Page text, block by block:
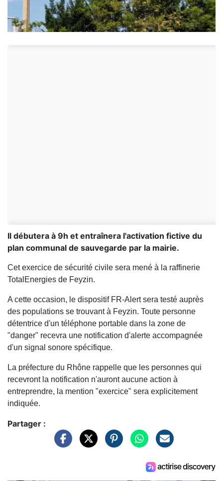
Il débutera à 9h et entraînera l'activation fictive du
plan communal de sauvegarde par la mairie.
Cet exercice de sécurité civile sera mené à la raffinerie
TotalEnergies de Feyzin.
A cette occasion, le dispositif FR-Alert sera testé auprès
des populations se trouvant à Feyzin. Toute personne
détentrice d'un téléphone portable dans la zone de
"danger" recevra une notification d'alerte accompagnée
d'un signal sonore spécifique.
La préfecture du Rhône rappelle que les personnes qui
recevront la notification n'auront aucune action à
entreprendre, la mention "exercice" sera explicitement
indiquée.
Partager :